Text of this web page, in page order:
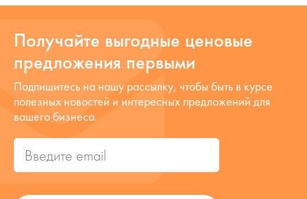
Получайте выгодные ценовые
предложения первыми
Подпишитесь на нашу рассылку, чтобы быть в курсе
полезных новостей и интересных предложений для
вашего бизнеса.